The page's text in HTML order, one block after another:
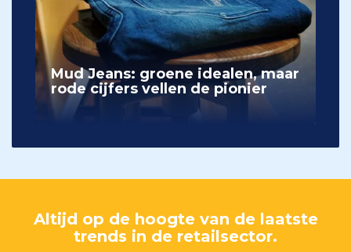
Mud Jeans: groene idealen, maar
rode cijfers vellen de pionier
Altijd op de hoogte van de laatste
trends in de retailsector.